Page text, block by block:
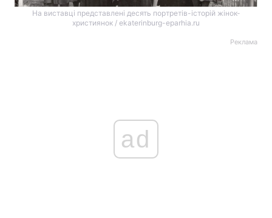
На виставці представлені десять портретів-історій жінок-
християнок / ekaterinburg-eparhia.ru
Реклама
ad